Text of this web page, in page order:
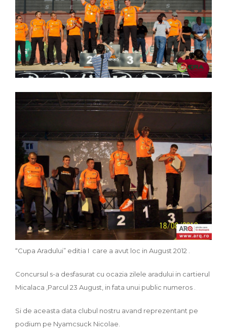
“Cupa Aradului” editia I care a avut loc in August 2012 .
Concursul s-a desfasurat cu ocazia zilele aradului in cartierul
Micalaca ,Parcul 23 August, in fata unui public numeros .
Si de aceasta data clubul nostru avand reprezentant pe
podium pe Nyamcsuck Nicolae.